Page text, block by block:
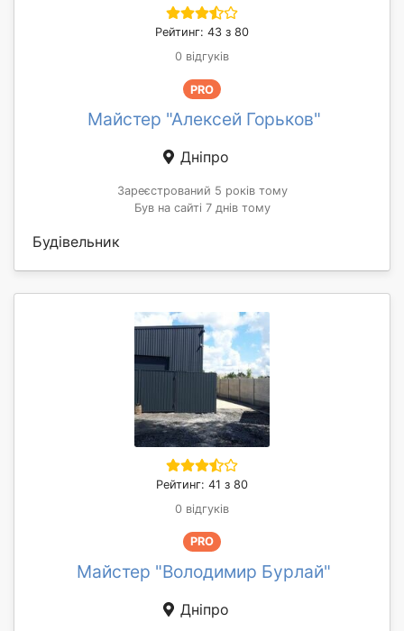
Рейтинг: 43 з 80
0 відгуків
PRO
Майстер "Алексей Горьков"
Дніпро
Зареєстрований 5 років тому
Був на сайті 7 днів тому
Будівельник
Рейтинг: 41 з 80
0 відгуків
PRO
Майстер "Володимир Бурлай"
Дніпро